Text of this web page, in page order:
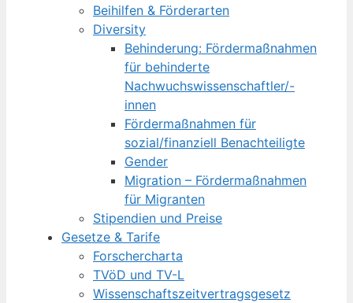
Beihilfen & Förderarten
Diversity
Behinderung: Fördermaßnahmen
für behinderte
Nachwuchswissenschaftler/-
innen
Fördermaßnahmen für
sozial/finanziell Benachteiligte
Gender
Migration – Fördermaßnahmen
für Migranten
Stipendien und Preise
Gesetze & Tarife
Forschercharta
TVöD und TV-L
Wissenschaftszeitvertragsgesetz